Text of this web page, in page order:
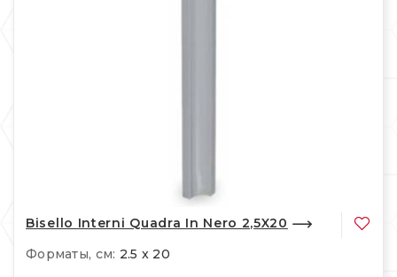
Bisello Interni Quadra In Nero 2,5X20
Форматы, см: 2.5 x 20